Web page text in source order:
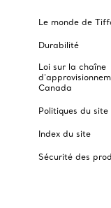
Le monde de
Durabilité
Loi sur la chaîne
Canada
Politiques du site
Index du site
Sécurité des